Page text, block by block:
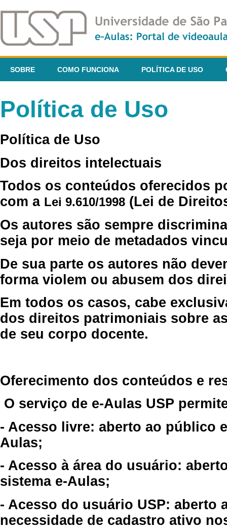
SOBRE COMO FUNCIONA POLÍTICA DE USO
Política de Uso
Política de Uso
Dos direitos intelectuais
Todos os conteúdos oferecidos
com a Lei 9.610/1998 (Lei de
Os autores são sempre
seja por meio de metadados
De sua parte os autores não
forma violem ou abusem dos
Em todos os casos, cabe
dos direitos patrimoniais sobre
de seu corpo docente.
Oferecimento dos conteúdos e
O serviço de e-Aulas USP
- Acesso livre: aberto ao público
Aulas;
- Acesso à área do usuário:
sistema e-Aulas;
- Acesso do usuário USP: aberto
necessidade de cadastro ativo